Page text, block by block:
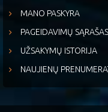
MANO PASKYRA
PAGEIDAVIMŲ SĄRAŠAS
UŽSAKYMŲ ISTORIJA
NAUJIENŲ